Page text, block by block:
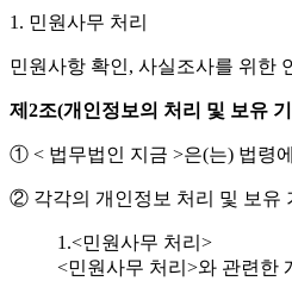
1. 민원사무 처리
민원사항 확인, 사실조사를 위한
제2조(개인정보의 처리 및 보유
① < 법무법인 지금 >은(는) 법령
② 각각의 개인정보 처리 및 보유
1.<민원사무 처리>
<민원사무 처리>와 관련한